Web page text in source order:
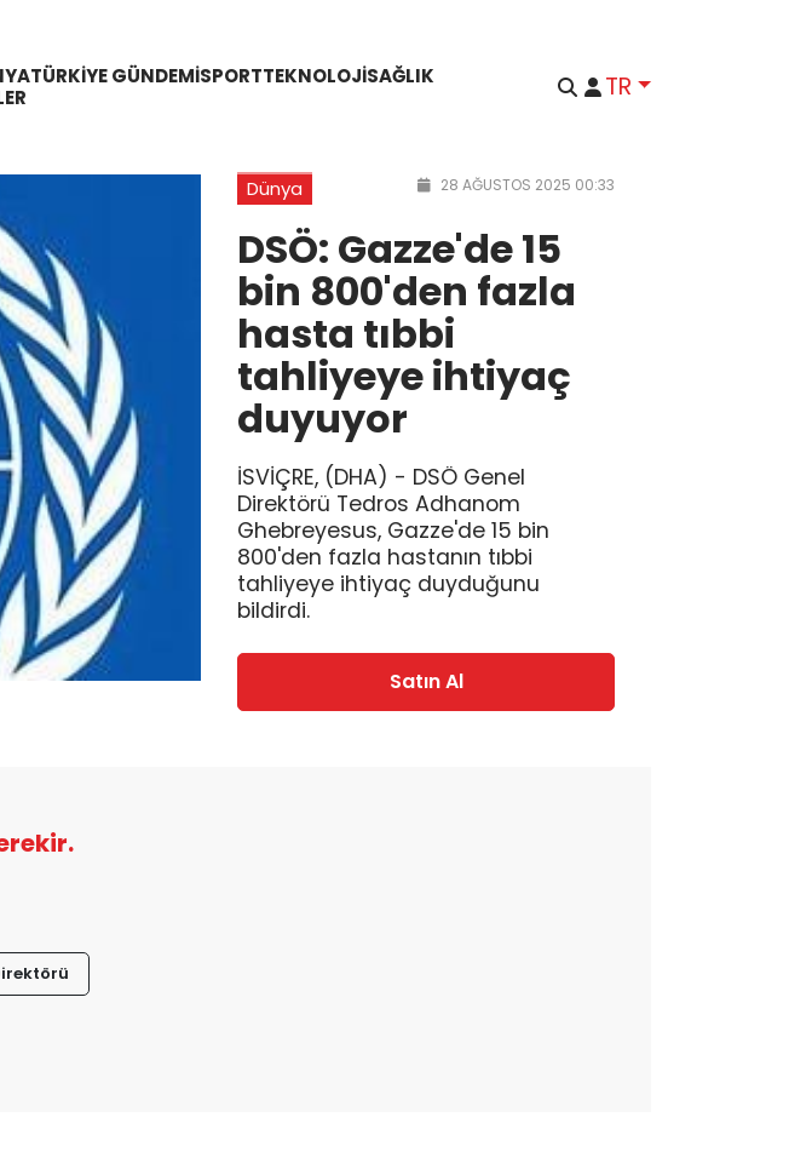
TÜRKIYE GÜNDEMISPORTTEKNOLOJISAĞLIK
TR
Dünya 28 AĞUSTOS 2025 00:33
DSÖ: Gazze'de 15
bin 800'den fazla
hasta tıbbi
tahliyeye ihtiyaç
duyuyor
İSVİÇRE, (DHA) - DSÖ Genel
Direktörü Tedros Adhanom
Ghebreyesus, Gazze'de 15 bin
800'den fazla hastanın tıbbi
tahliyeye ihtiyaç duyduğunu
bildirdi.
Satın Al